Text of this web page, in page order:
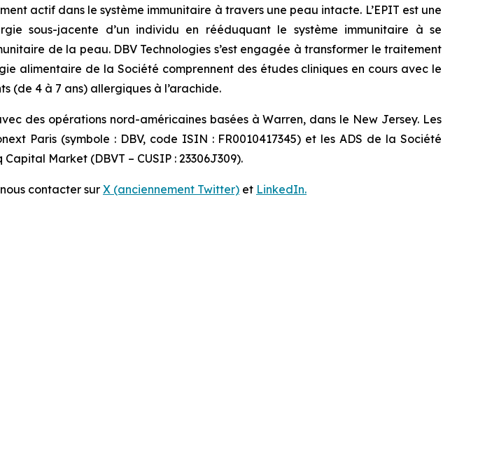
actif dans le système immunitaire à travers une peau intacte. L’EPIT est une
sous-jacente d’un individu en rééduquant le système immunitaire à se
de la peau. DBV Technologies s’est engagée à transformer le traitement
alimentaire de la Société comprennent des études cliniques en cours avec le
(de 4 à 7 ans) allergiques à l’arachide.
des opérations nord-américaines basées à Warren, dans le New Jersey. Les
Paris (symbole : DBV, code ISIN : FR0010417345) et les ADS de la Société
Market (DBVT – CUSIP : 23306J309).
contacter surX (anciennement Twitter) et LinkedIn.